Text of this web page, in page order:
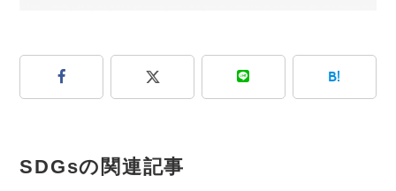
B!
SDGsの関連記事